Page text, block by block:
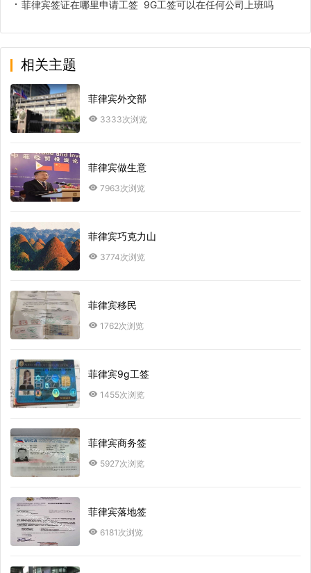
菲律宾签证在哪里申请工签 9G工签可以在任何公司上班吗
相关主题
菲律宾外交部
3333次浏览
菲律宾做生意
7963次浏览
菲律宾巧克力山
3774次浏览
菲律宾移民
1762次浏览
菲律宾9g工签
1455次浏览
菲律宾商务签
5927次浏览
菲律宾落地签
6181次浏览